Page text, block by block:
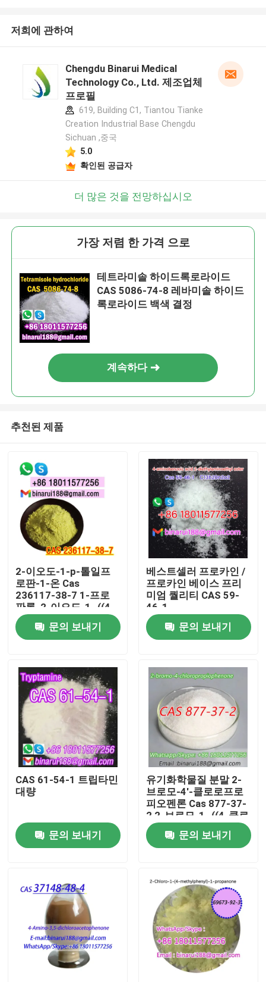
집
제품
비디오
우리 에 관한 것
공장 투어
품질 관리
일일화학원료
무기 화학적 원료
저희에 관하여
Chengdu Binarui Medical
Technology Co., Ltd. 제조업체
프로필
619, Building C1, Tiantou Tianke
Creation Industrial Base Chengdu
Sichuan ,중국
5.0
확인된 공급자
더 많은 것을 전망하십시오
가장 저렴 한 가격 으로
테트라미솔 하이드록로라이드
CAS 5086-74-8 레바미솔 하이드
록로라이드 백색 결정
계속하다
추천된 제품
2-이오도-1-p-톨일프
로판-1-온 Cas
236117-38-7 1-프로
판론, 2-이오도-1- ((4-
메틸페닐) -
문의 보내기
베스트셀러 프로카인 /
프로카인 베이스 프리
미엄 퀄리티 CAS 59-
46-1
문의 보내기
CAS 61-54-1 트립타민
대량
문의 보내기
유기화학물질 분말 2-
브로모-4'-클로로프로
피오펜론 Cas 877-37-
2 2-브로모-1- ((4-클로
로페닐) 프로판-1-온
문의 보내기